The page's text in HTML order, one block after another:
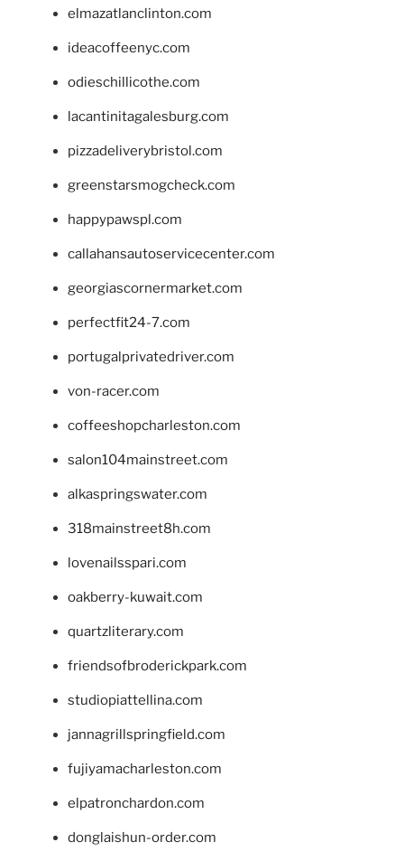
elmazatlanclinton.com
ideacoffeenyc.com
odieschillicothe.com
lacantinitagalesburg.com
pizzadeliverybristol.com
greenstarsmogcheck.com
happypawspl.com
callahansautoservicecenter.com
georgiascornermarket.com
perfectfit24-7.com
portugalprivatedriver.com
von-racer.com
coffeeshopcharleston.com
salon104mainstreet.com
alkaspringswater.com
318mainstreet8h.com
lovenailsspari.com
oakberry-kuwait.com
quartzliterary.com
friendsofbroderickpark.com
studiopiattellina.com
jannagrillspringfield.com
fujiyamacharleston.com
elpatronchardon.com
donglaishun-order.com